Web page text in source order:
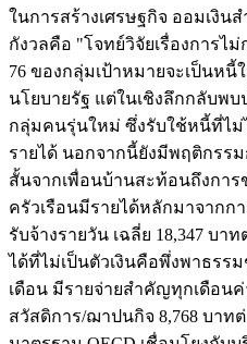
ในการสร้างเศรษฐกิจ ออมเงิน
กังวลคือ "โจทย์วิจัยเรื่องการไ
76 ของกลุ่มเป้าหมายจะเป็นห
นโยบายรัฐ แต่ในเชิงลึกกลับพ
กลุ่มคนรุ่นใหม่ ซึ่งรับใช้หนี้ที่ไม่
รายได้ นอกจากนี้ยังมีพฤติกรร
สั้นจากเพื่อนบ้านสะท้อนถึงกา
ครัวเรือนมีรายได้หลักมาจากก
รับจ้างรายวัน เฉลี่ย 18,347 บา
ได้ที่ไม่เป็นตัวเงินคือพึ่งพาธรร
เดือน มีรายจ่ายสำคัญทุกเดือน
สวัสดิการ/ฌาปนกิจ 8,768 บาท